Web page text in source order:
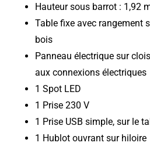
Hauteur sous barrot : 1,92 m
Table fixe avec rangement
bois
Panneau électrique sur
aux connexions électriques
1 Spot LED
1 Prise 230 V
1 Prise USB simple, sur le
1 Hublot ouvrant sur hiloire